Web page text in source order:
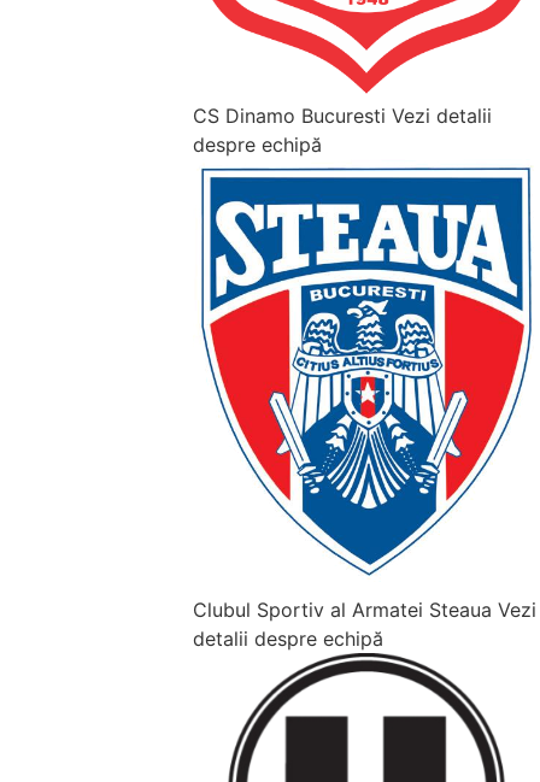
CS Dinamo Bucuresti Vezi detalii
despre echipă
Clubul Sportiv al Armatei Steaua Vezi
detalii despre echipă